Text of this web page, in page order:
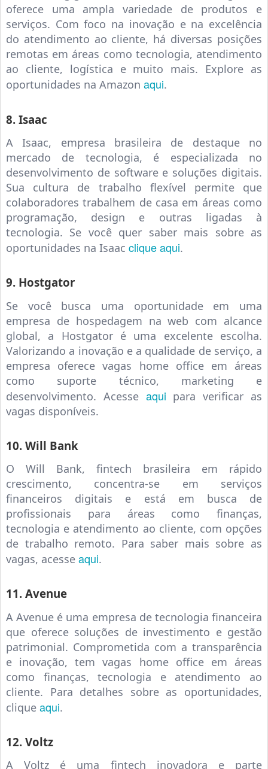
oferece uma ampla variedade de produtos e
serviços. Com foco na inovação e na excelência
do atendimento ao cliente, há diversas posições
remotas em áreas como tecnologia, atendimento
ao cliente, logística e muito mais. Explore as
oportunidades na Amazon aqui.
8. Isaac
A Isaac, empresa brasileira de destaque no
mercado de tecnologia, é especializada no
desenvolvimento de software e soluções digitais.
Sua cultura de trabalho flexível permite que
colaboradores trabalhem de casa em áreas como
programação, design e outras ligadas à
tecnologia. Se você quer saber mais sobre as
oportunidades na Isaac clique aqui.
9. Hostgator
Se você busca uma oportunidade em uma
empresa de hospedagem na web com alcance
global, a Hostgator é uma excelente escolha.
Valorizando a inovação e a qualidade de serviço, a
empresa oferece vagas home office em áreas
como suporte técnico, marketing e
desenvolvimento. Acesse aqui para verificar as
vagas disponíveis.
10. Will Bank
O Will Bank, fintech brasileira em rápido
crescimento, concentra-se em serviços
financeiros digitais e está em busca de
profissionais para áreas como finanças,
tecnologia e atendimento ao cliente, com opções
de trabalho remoto. Para saber mais sobre as
vagas, acesse aqui.
11. Avenue
A Avenue é uma empresa de tecnologia financeira
que oferece soluções de investimento e gestão
patrimonial. Comprometida com a transparência
e inovação, tem vagas home office em áreas
como finanças, tecnologia e atendimento ao
cliente. Para detalhes sobre as oportunidades,
clique aqui.
12. Voltz
A Voltz é uma fintech inovadora e parte